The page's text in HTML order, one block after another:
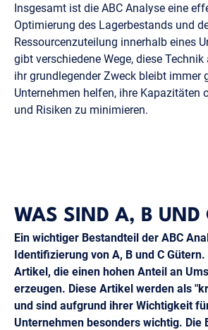
Insgesamt ist die ABC Analyse eine
Optimierung des Lagerbestands und
Ressourcenzuteilung innerhalb eines
gibt verschiedene Wege, diese
ihr grundlegender Zweck bleibt immer
Unternehmen helfen, ihre Kapazitäten
und Risiken zu minimieren.
WAS SIND A, B UND
Ein wichtiger Bestandteil der ABC
Identifizierung von A, B und C
Artikel, die einen hohen Anteil an
erzeugen. Diese Artikel werden als
und sind aufgrund ihrer Wichtigkeit
Unternehmen besonders wichtig. Die